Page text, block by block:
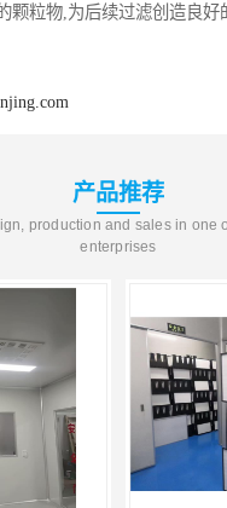
颗粒物,为后续过滤创造良好
产品推荐
production and sales in one
enterprises